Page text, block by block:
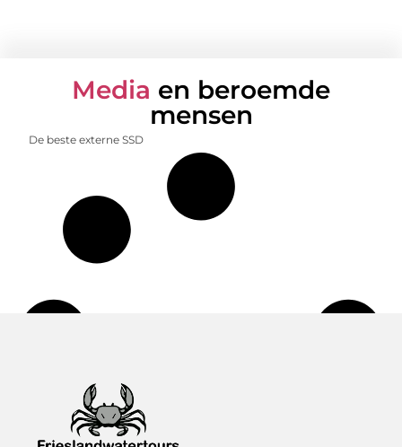
Media en beroemde
mensen
De beste externe SSD